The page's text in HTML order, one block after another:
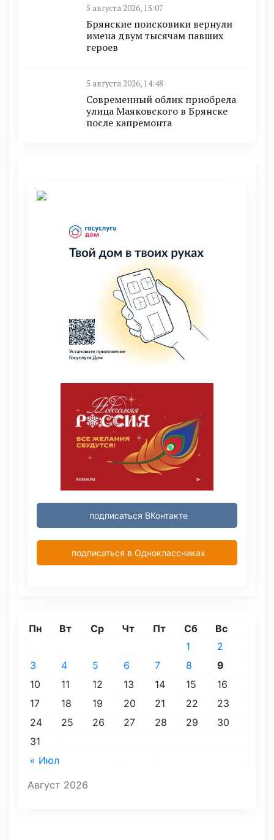
5 августа 2026, 15:07
Брянские поисковики вернули
имена двум тысячам павших
героев
5 августа 2026, 14:48
Современный облик приобрела
улица Маяковского в Брянске
после капремонта
подписаться ВКонтакте
подписаться в Одноклассниках
Август 2026
Пн Вт Ср Чт Пт Сб Вс
« Июл
1
2
3
4 5 6 7 8
9
10
11 12 13 14 15
16
17
18 19 20 21 22
23
24
25 26 27 28 29
30
31